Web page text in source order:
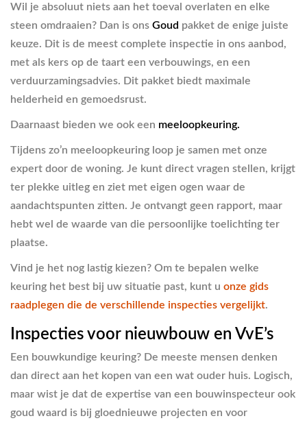
Wil je absoluut niets aan het toeval overlaten en elke
steen omdraaien? Dan is ons Goud pakket de enige juiste
keuze. Dit is de meest complete inspectie in ons aanbod,
met als kers op de taart een verbouwings, en een
verduurzamingsadvies. Dit pakket biedt maximale
helderheid en gemoedsrust.
Daarnaast bieden we ook een meeloopkeuring.
Tijdens zo’n meeloopkeuring loop je samen met onze
expert door de woning. Je kunt direct vragen stellen, krijgt
ter plekke uitleg en ziet met eigen ogen waar de
aandachtspunten zitten. Je ontvangt geen rapport, maar
hebt wel de waarde van die persoonlijke toelichting ter
plaatse.
Vind je het nog lastig kiezen? Om te bepalen welke
keuring het best bij uw situatie past, kunt u onze gids
raadplegen die de verschillende inspecties vergelijkt.
Inspecties voor nieuwbouw en VvE’s
Een bouwkundige keuring? De meeste mensen denken
dan direct aan het kopen van een wat ouder huis. Logisch,
maar wist je dat de expertise van een bouwinspecteur ook
goud waard is bij gloednieuwe projecten en voor